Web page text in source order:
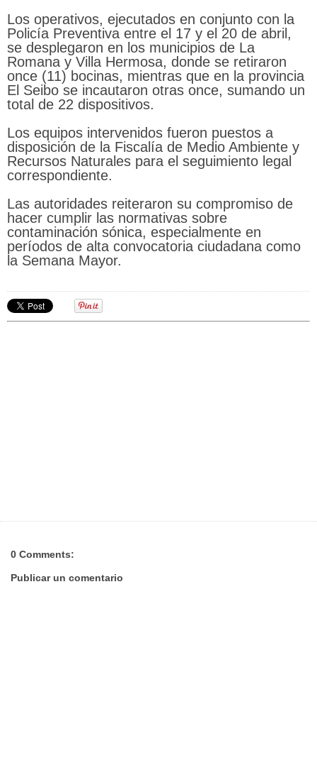
Los operativos, ejecutados en conjunto con la
Policía Preventiva entre el 17 y el 20 de abril,
se desplegaron en los municipios de La
Romana y Villa Hermosa, donde se retiraron
once (11) bocinas, mientras que en la provincia
El Seibo se incautaron otras once, sumando un
total de 22 dispositivos.
Los equipos intervenidos fueron puestos a
disposición de la Fiscalía de Medio Ambiente y
Recursos Naturales para el seguimiento legal
correspondiente.
Las autoridades reiteraron su compromiso de
hacer cumplir las normativas sobre
contaminación sónica, especialmente en
períodos de alta convocatoria ciudadana como
la Semana Mayor.
0 Comments:
Publicar un comentario